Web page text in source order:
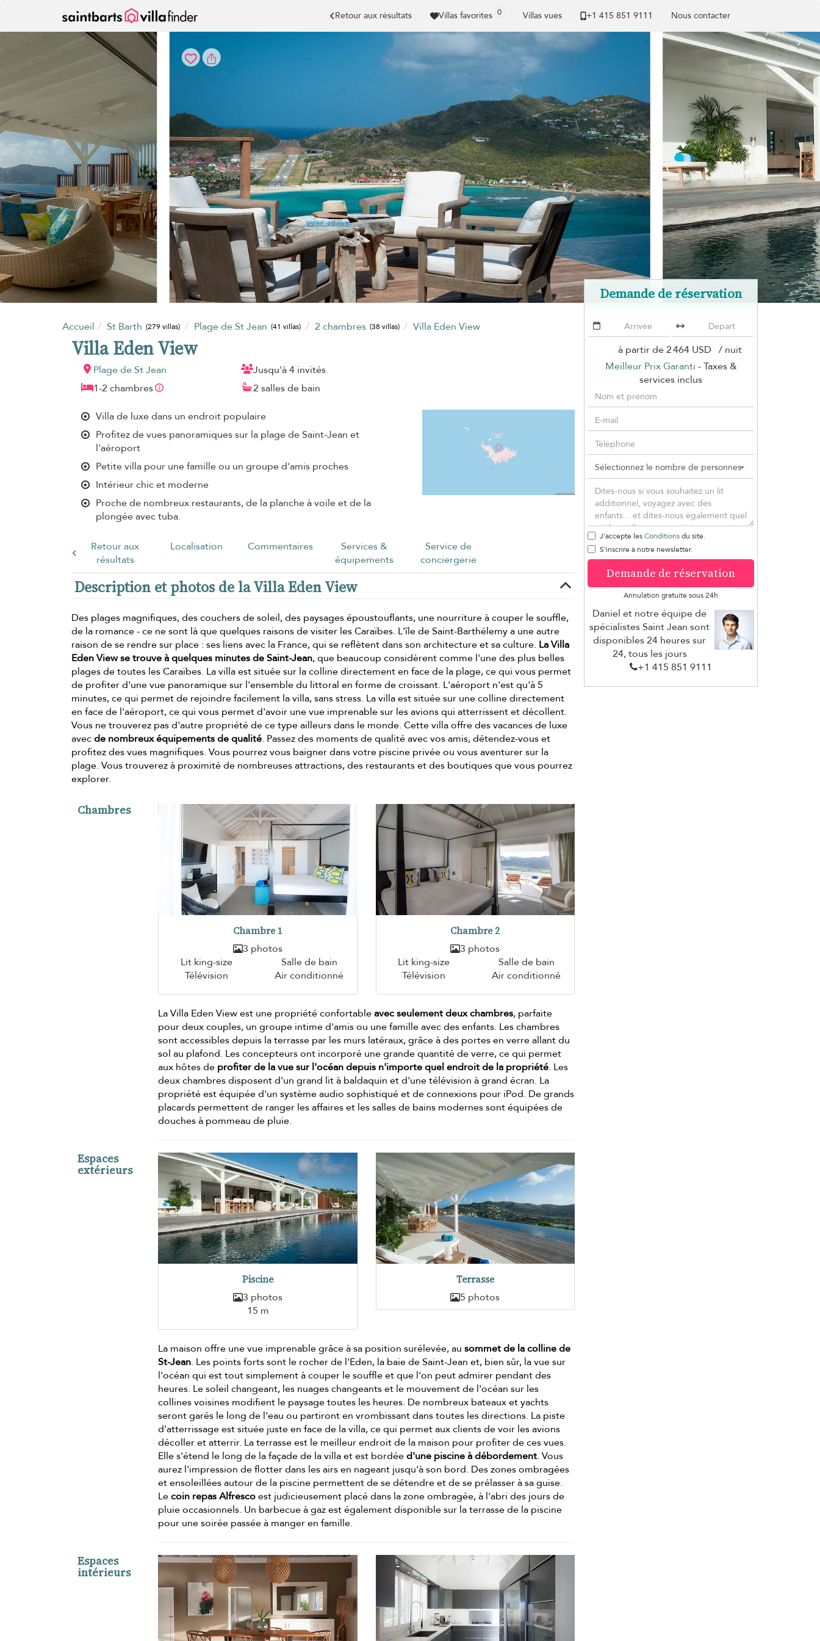
Retour aux résultats Villas favorites 0 Villas vues +1 ​415 851 9111 Nous contacter
Accueil St Barth (279 villas) Plage de St Jean (41 villas) 2 chambres (38 villas) Villa Eden View
Villa Eden View
Plage de St Jean
Jusqu'à 4 invités
1-2 chambres
2 salles de bain
Villa de luxe dans un endroit populaire
Profitez de vues panoramiques sur la plage de Saint-Jean et
l'aéroport
Petite villa pour une famille ou un groupe d'amis proches
Intérieur chic et moderne
Proche de nombreux restaurants, de la planche à voile et de la
plongée avec tuba.
Retour aux
résultats
Localisation Commentaires
Services &
équipements
Service de
conciergerie
Description et photos de la Villa Eden View
Des plages magnifiques, des couchers de soleil, des paysages époustouflants, une nourriture à couper le souffle,
de la romance - ce ne sont là que quelques raisons de visiter les Caraïbes. L'île de Saint-Barthélemy a une autre
raison de se rendre sur place : ses liens avec la France, qui se reflètent dans son architecture et sa culture. La Villa
Eden View se trouve à quelques minutes de Saint-Jean, que beaucoup considèrent comme l'une des plus belles
plages de toutes les Caraïbes. La villa est située sur la colline directement en face de la plage, ce qui vous permet
de profiter d'une vue panoramique sur l'ensemble du littoral en forme de croissant. L'aéroport n'est qu'à 5
minutes, ce qui permet de rejoindre facilement la villa, sans stress. La villa est située sur une colline directement
en face de l'aéroport, ce qui vous permet d'avoir une vue imprenable sur les avions qui atterrissent et décollent.
Vous ne trouverez pas d'autre propriété de ce type ailleurs dans le monde. Cette villa offre des vacances de luxe
avecde nombreux équipements de qualité. Passez des moments de qualité avec vos amis, détendez-vous et
profitez des vues magnifiques. Vous pourrez vous baigner dans votre piscine privée ou vous aventurer sur la
plage. Vous trouverez à proximité de nombreuses attractions, des restaurants et des boutiques que vous pourrez
explorer.
Chambres
Chambre 1
3 photos
Lit king-size
Salle de bain
Télévision
Air conditionné
Chambre 2
3 photos
Lit king-size
Salle de bain
Télévision
Air conditionné
La Villa Eden View est une propriété confortableavec seulement deux chambres, parfaite
pour deux couples, un groupe intime d'amis ou une famille avec des enfants. Les chambres
sont accessibles depuis la terrasse par les murs latéraux, grâce à des portes en verre allant du
sol au plafond. Les concepteurs ont incorporé une grande quantité de verre, ce qui permet
aux hôtes de profiter de la vue sur l'océan depuis n'importe quel endroit de la propriété. Les
deux chambres disposent d'un grand lit à baldaquin et d'une télévision à grand écran. La
propriété est équipée d'un système audio sophistiqué et de connexions pour iPod. De grands
placards permettent de ranger les affaires et les salles de bains modernes sont équipées de
douches à pommeau de pluie.
Espaces
extérieurs
Piscine
3 photos
15 m
Terrasse
5 photos
La maison offre une vue imprenable grâce à sa position surélevée, ausommet de la colline de
St-Jean. Les points forts sont le rocher de l'Eden, la baie de Saint-Jean et, bien sûr, la vue sur
l'océan qui est tout simplement à couper le souffle et que l'on peut admirer pendant des
heures. Le soleil changeant, les nuages changeants et le mouvement de l'océan sur les
collines voisines modifient le paysage toutes les heures. De nombreux bateaux et yachts
seront garés le long de l'eau ou partiront en vrombissant dans toutes les directions. La piste
d'atterrissage est située juste en face de la villa, ce qui permet aux clients de voir les avions
décoller et atterrir. La terrasse est le meilleur endroit de la maison pour profiter de ces vues.
Elle s'étend le long de la façade de la villa et est bordéed'une piscine à débordement. Vous
aurez l'impression de flotter dans les airs en nageant jusqu'à son bord. Des zones ombragées
et ensoleillées autour de la piscine permettent de se détendre et de se prélasser à sa guise.
Lecoin repas Alfrescoest judicieusement placé dans la zone ombragée, à l'abri des jours de
pluie occasionnels. Un barbecue à gaz est également disponible sur la terrasse de la piscine
pour une soirée passée à manger en famille.
Espaces
intérieurs
Demande de réservation
à partir de2 464 USD / nuit
Meilleur Prix Garanti - Taxes &
services inclus
J'accepte lesConditionsdu site.
S'inscrire à notre newsletter.
Demande de réservation
Annulation gratuite sous 24h
Daniel et notre équipe de
spécialistes Saint Jean sont
disponibles 24 heures sur
24, tous les jours
+1 ​415 851 9111